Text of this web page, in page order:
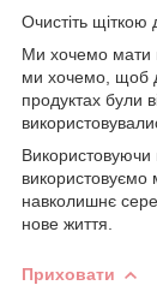
Очистіть щіткою
Ми хочемо мати
ми хочемо, щоб
продуктах були
Використовуючи
навколишнє
нове життя.
Приховати